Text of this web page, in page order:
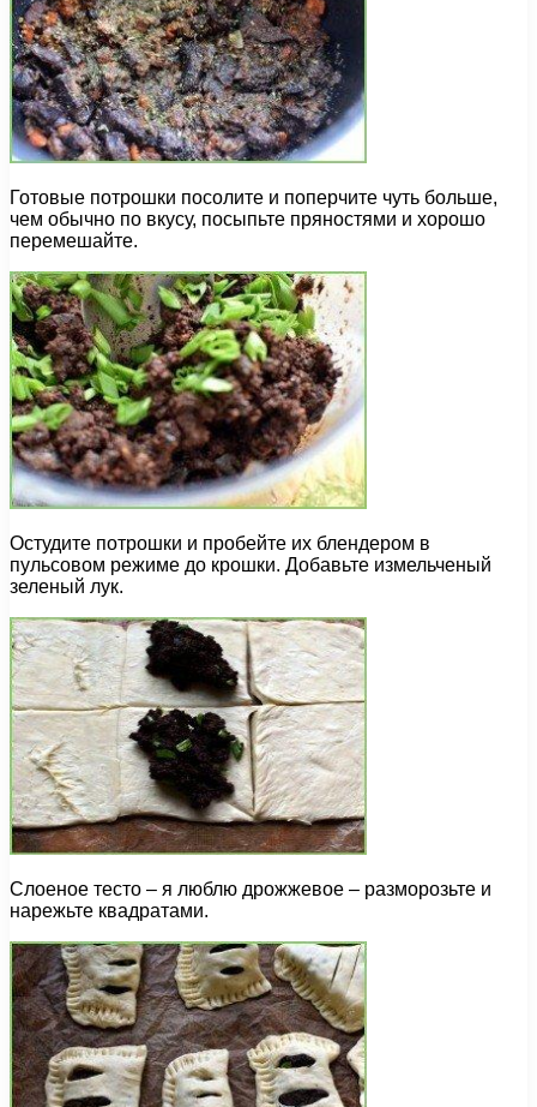
Готовые потрошки посолите и поперчите чуть больше,
чем обычно по вкусу, посыпьте пряностями и хорошо
перемешайте.
Остудите потрошки и пробейте их блендером в
пульсовом режиме до крошки. Добавьте измельченый
зеленый лук.
Слоеное тесто – я люблю дрожжевое – разморозьте и
нарежьте квадратами.